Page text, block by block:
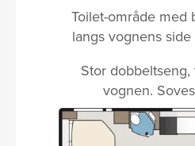
Toilet-område med
langs vognens
Stor
vognen.